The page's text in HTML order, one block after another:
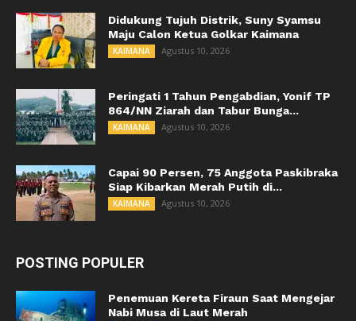
Didukung Tujuh Distrik, Suny Syamsu
Maju Calon Ketua Golkar Kaimana
KAIMANA Agustus 10, 2026
Peringati 1 Tahun Pengabdian, Yonif TP
864/NN Ziarah dan Tabur Bunga...
KAIMANA Agustus 10, 2026
Capai 90 Persen, 75 Anggota Paskibraka
Siap Kibarkan Merah Putih di...
KAIMANA Agustus 10, 2026
POSTING POPULER
Penemuan Kereta Firaun Saat Mengejar
Nabi Musa di Laut Merah